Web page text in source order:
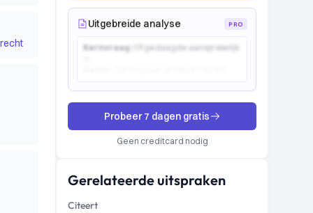
Uitgebreide analyse PRO
Kernvraag:
Of gedaagde aansprakelijk
Probeer 7 dagen gratis
Geen creditcard nodig
Gerelateerde uitspraken
Citeert